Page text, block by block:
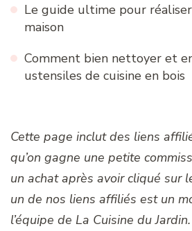
Le guide ultime pour réaliser
maison
Comment bien nettoyer et
ustensiles de cuisine en bois
Cette page inclut des liens
qu’on gagne une petite
un achat après avoir cliqué sur
un de nos liens affiliés est un
l’équipe de La Cuisine du